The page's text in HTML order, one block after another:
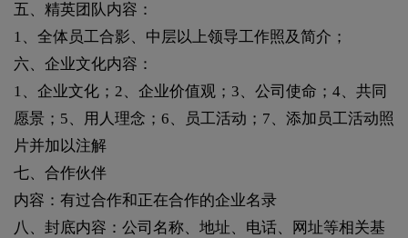
五、精英团队内容：
1、全体员工合影、中层以上领导工作照及简介；
六、企业文化内容：
1、企业文化；2、企业价值观；3、公司使命；4、共同
愿景；5、用人理念；6、员工活动；7、添加员工活动照
片并加以注解
七、合作伙伴
内容：有过合作和正在合作的企业名录
八、封底内容：公司名称、地址、电话、网址等相关基